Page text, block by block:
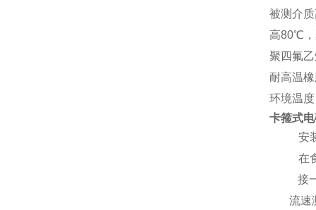
被测介
高80℃，
聚四氟
耐高温
环境温
卡箍式
安
2、在
接
流速